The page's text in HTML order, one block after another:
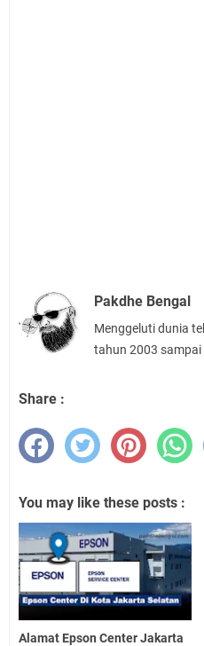
Pakdhe Bengal
Menggeluti dunia
tahun 2003 sampai
Share :
You may like these posts :
Alamat Epson Center Jakarta